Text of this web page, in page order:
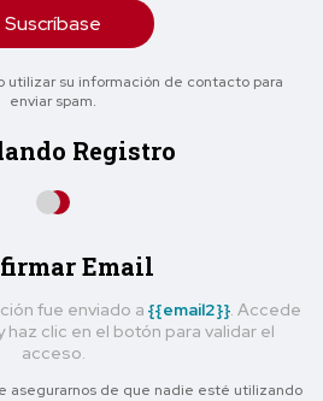
Suscríbase
utilizar su información de contacto para
enviar spam.
Registro
Email
fue enviado a {{email2}}. Accede
haz clic en el botón para validar el
acceso.
asegurarnos de que nadie esté utilizando